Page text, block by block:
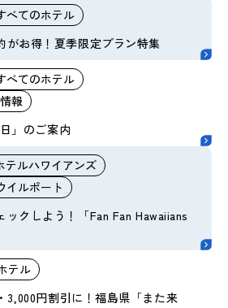
べてのホテル
がお得！夏季限定プラン特集
べてのホテル
報
」のご案内
テルハワイアンズ
イルポート
ックしよう！「Fan Fan Hawaiians
テル
3,000円割引に！福島県「また来